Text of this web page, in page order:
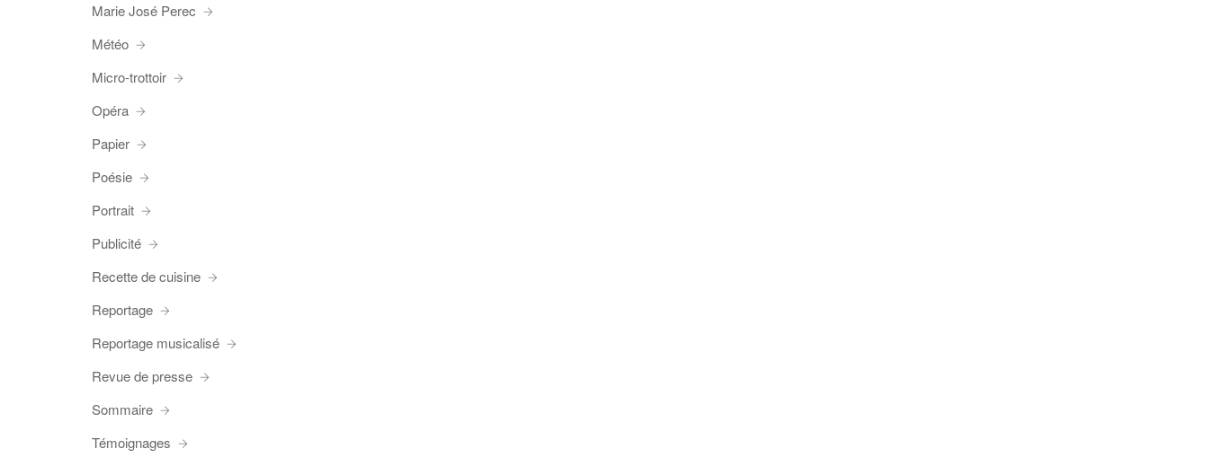
Marie José Perec
Météo
Micro-trottoir
Opéra
Papier
Poésie
Portrait
Publicité
Recette de cuisine
Reportage
Reportage musicalisé
Revue de presse
Sommaire
Témoignages